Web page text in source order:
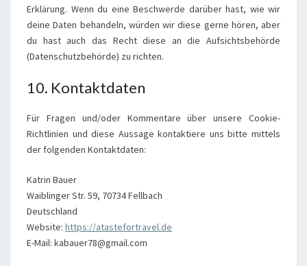
Erklärung. Wenn du eine Beschwerde darüber hast, wie wir
deine Daten behandeln, würden wir diese gerne hören, aber
du hast auch das Recht diese an die Aufsichtsbehörde
(Datenschutzbehörde) zu richten.
10. Kontaktdaten
Für Fragen und/oder Kommentare über unsere Cookie-
Richtlinien und diese Aussage kontaktiere uns bitte mittels
der folgenden Kontaktdaten:
Katrin Bauer
Waiblinger Str. 59, 70734 Fellbach
Deutschland
Website: https://atastefortravel.de
E-Mail: kabauer78@gmail.com